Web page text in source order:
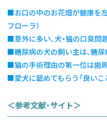
■お口の中のお花畑が健康を
フローラ）
■意外に多い、犬・猫の口臭問
■糖尿病の犬の飼い主は、糖
■猫の手術理由の第一位は歯周
■愛犬に舐めてもらう「良いこ
＜参考文献・サイト＞